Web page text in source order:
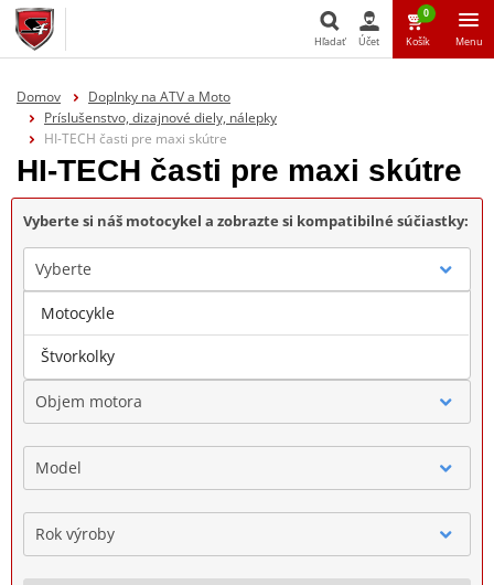
Hľadať Účet
0
Košík Menu
Domov
Doplnky na ATV a Moto
Príslušenstvo, dizajnové diely, nálepky
HI-TECH časti pre maxi skútre
HI-TECH časti pre maxi skútre
Vyberte si náš motocykel a zobrazte si kompatibilné súčiastky:
Vyberte
Značka
Objem motora
Model
Rok výroby
Motocykle
Štvorkolky